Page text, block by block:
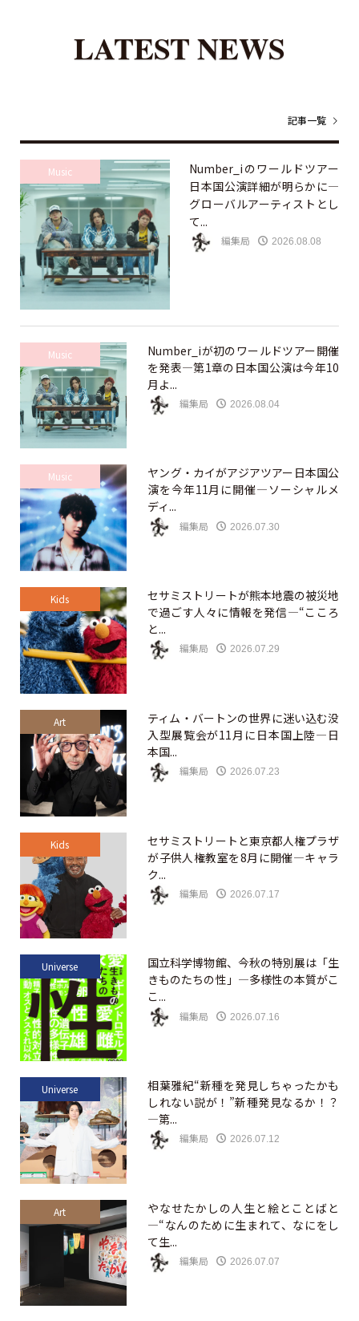
LATEST NEWS
記事一覧
Music
Number_iのワールドツアー
日本国公演詳細が明らかに—
グローバルアーティストとし
て...
編集局 2026.08.08
Music
Number_iが初のワールドツアー開催
を発表—第1章の日本国公演は今年10
月よ...
編集局 2026.08.04
Music
ヤング・カイがアジアツアー日本国公
演を今年11月に開催—ソーシャルメ
ディ...
編集局 2026.07.30
Kids
セサミストリートが熊本地震の被災地
で過ごす人々に情報を発信—“こころ
と...
編集局 2026.07.29
Art
ティム・バートンの世界に迷い込む没
入型展覧会が11月に日本国上陸—日
本国...
編集局 2026.07.23
Kids
セサミストリートと東京都人権プラザ
が子供人権教室を8月に開催—キャラ
ク...
編集局 2026.07.17
Universe
国立科学博物館、今秋の特別展は「生
きものたちの性」—多様性の本質がこ
こ...
編集局 2026.07.16
Universe
相葉雅紀“新種を発見しちゃったかも
しれない説が！”新種発見なるか！？
—第...
編集局 2026.07.12
Art
やなせたかしの人生と絵とことばと
—“なんのために生まれて、なにをし
て生...
編集局 2026.07.07